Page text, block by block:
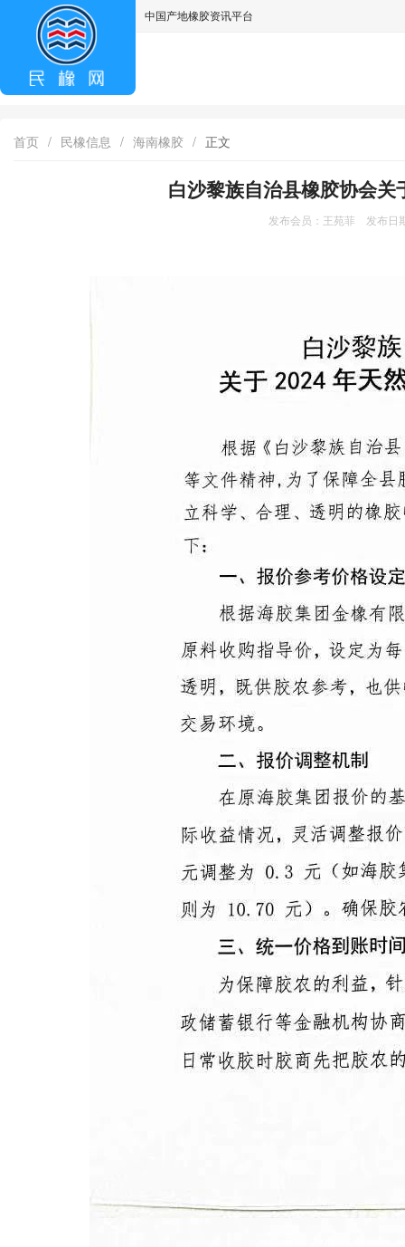
中国产地橡胶资讯平台
首页 / 民橡信息 / 海南橡胶 / 正文
白沙黎族自治县橡胶协会
发布会员：王苑菲 发布